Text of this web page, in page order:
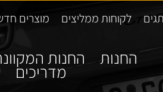
לקוחות ממליצים מוצרים
החנות החנות
מדריכים